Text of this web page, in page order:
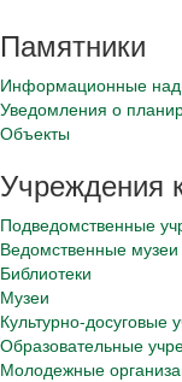
Памятники
Информационные
Уведомления о
Объекты
Учреждения
Подведомственные
Ведомственные музеи
Библиотеки
Музеи
Культурно-досуговые
Образовательные
Молодежные